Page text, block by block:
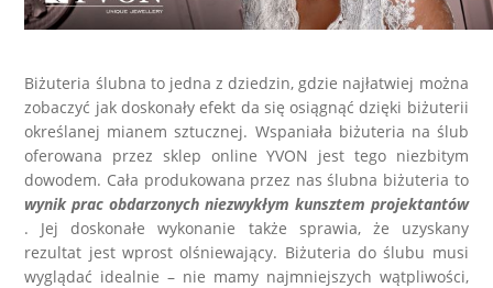
LABRADORYT
LAPIS LAZURI
MASA PERŁOWA
RODOCHROZYT
TURMALIN
Biżuteria ślubna to jedna z dziedzin, gdzie najłatwiej można
zobaczyć jak doskonały efekt da się osiągnąć dzięki biżuterii
określanej mianem sztucznej. Wspaniała biżuteria na ślub
oferowana przez sklep online YVON jest tego niezbitym
dowodem. Cała produkowana przez nas ślubna biżuteria to
wynik prac obdarzonych niezwykłym kunsztem projektantów
. Jej doskonałe wykonanie także sprawia, że uzyskany
rezultat jest wprost olśniewający. Biżuteria do ślubu musi
wyglądać idealnie – nie mamy najmniejszych wątpliwości,